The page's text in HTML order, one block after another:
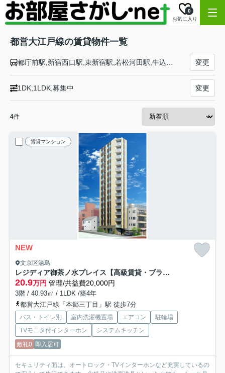
お気に入り
0
都営大江戸線の賃貸物件一覧
変更
1DK,1LDK,募集中 変更
4件
賃貸マンション
NEW
文京区湯島
レジディア御茶ノ水プレイス【高級賃貸・ブランドマンション】
20.9万円 管理/共益費20,000円
3階 / 40.93㎡ / 1LDK /築4年
都営大江戸線「本郷三丁目」駅 徒歩7分
バス・トイレ別 室内洗濯機置場 エアコン
駐輪場
TVモニタ付インターホン
システムキッチン
敷礼0 即入居可
セキュリティ面は、オートロック・TVインターホンなど充実しているの